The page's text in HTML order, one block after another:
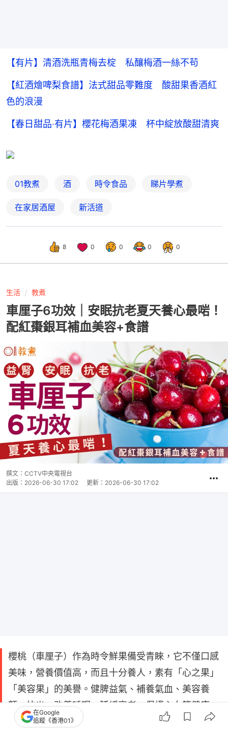
【有片】清酒洗瓶青梅去椗 私釀梅酒一絲不苟
【紅酒燴啤梨食譜】法式甜品零難度 酸甜果香酒紅
色的浪漫
【春日甜品‧有片】櫻花梅酒果凍 杯中綻放酸甜清爽
01教煮 酒 時令食品 睇片學煮
在家居酒屋 新活道
8 0 0 0 0
生活 教煮
車厘子6功效｜安眠抗老夏天養心最啱！
配紅棗銀耳補血美容+食譜
撰文： CCTV中央電視台
出版： 2026-06-30 17:02 更新： 2026-06-30 17:02
櫻桃（車厘子）作為時令鮮果備受青睞，它不僅口感
美味，營養價值高，而且十分養人，素有「心之果」
「美容果」的美譽。健脾益氣、補養氣血、美容養
顏，抗炎、改善睡眠，延緩衰老、保護心血管健康。
本文審核專家：中國中醫科學院西苑醫院綜合科楊怡
在Google
追蹤《香港01》